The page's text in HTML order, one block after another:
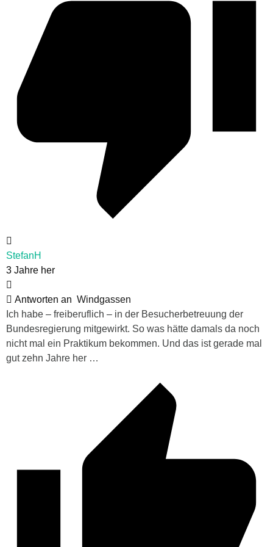
StefanH
3 Jahre her
Antworten an Windgassen
Ich habe – freiberuflich – in der Besucherbetreuung der
Bundesregierung mitgewirkt. So was hätte damals da noch
nicht mal ein Praktikum bekommen. Und das ist gerade mal
gut zehn Jahre her …